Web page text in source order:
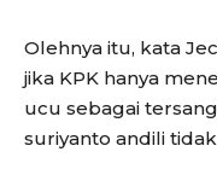
Olehnya itu, kata
jika KPK hanya
ucu sebagai
suriyanto andili